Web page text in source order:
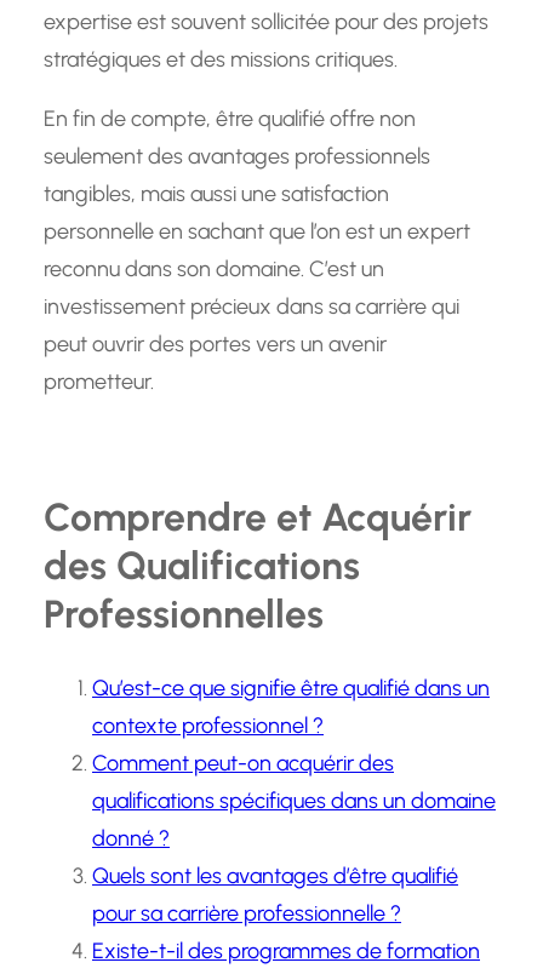
expertise est souvent sollicitée pour des projets
stratégiques et des missions critiques.
En fin de compte, être qualifié offre non
seulement des avantages professionnels
tangibles, mais aussi une satisfaction
personnelle en sachant que l’on est un expert
reconnu dans son domaine. C’est un
investissement précieux dans sa carrière qui
peut ouvrir des portes vers un avenir
prometteur.
Comprendre et Acquérir
des Qualifications
Professionnelles
Qu’est-ce que signifie être qualifié dans un
contexte professionnel ?
Comment peut-on acquérir des
qualifications spécifiques dans un domaine
donné ?
Quels sont les avantages d’être qualifié
pour sa carrière professionnelle ?
Existe-t-il des programmes de formation